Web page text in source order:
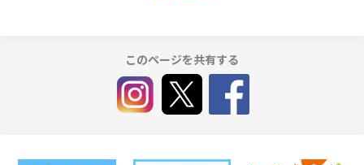
このページを共有する